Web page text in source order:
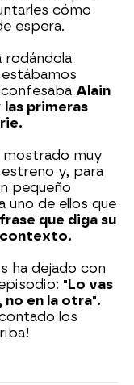
cómo
espera.
rodándola
Alain
las primeras
mostrado muy
y, para
pequeño
uno de ellos que
que diga su
contexto.
ha dejado con
"Lo vas
no en la otra".
los